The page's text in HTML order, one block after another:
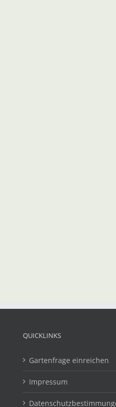
QUICKLINKS
Gartenfrage einreichen
Impressum